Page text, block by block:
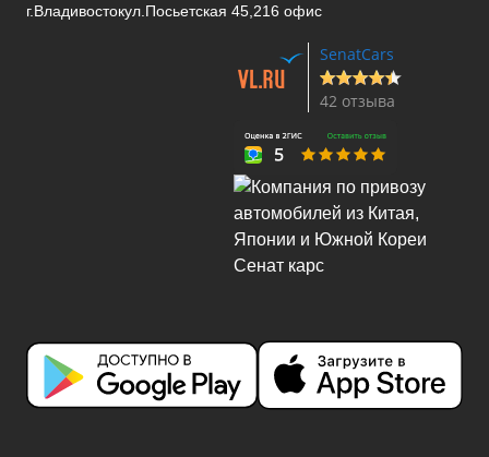
г.Владивостокул.Посьетская 45,216 офис
SenatCars
42 отзыва